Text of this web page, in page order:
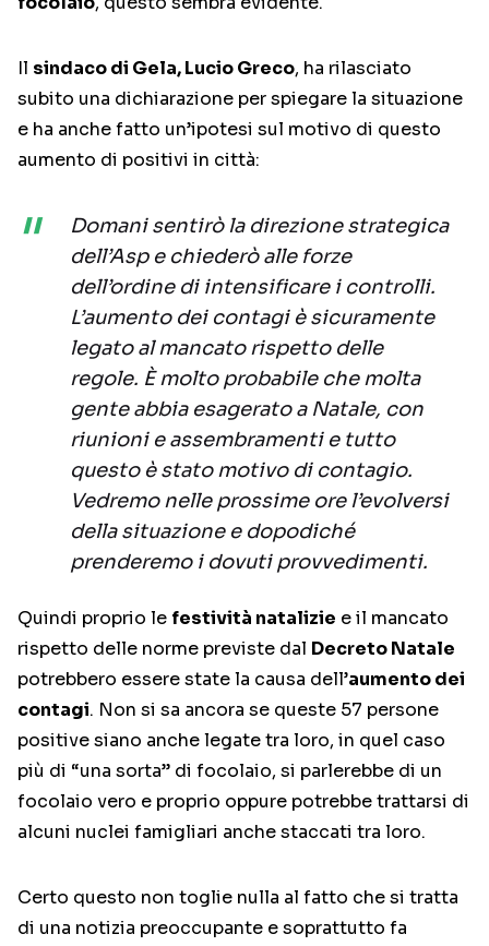
Il sindaco di Gela, Lucio Greco, ha rilasciato
subito una dichiarazione per spiegare la situazione
e ha anche fatto un’ipotesi sul motivo di questo
aumento di positivi in città:
Domani sentirò la direzione strategica
dell’Asp e chiederò alle forze
dell’ordine di intensificare i controlli.
L’aumento dei contagi è sicuramente
legato al mancato rispetto delle
regole. È molto probabile che molta
gente abbia esagerato a Natale, con
riunioni e assembramenti e tutto
questo è stato motivo di contagio.
Vedremo nelle prossime ore l’evolversi
della situazione e dopodiché
prenderemo i dovuti provvedimenti.
Quindi proprio le festività natalizie e il mancato
rispetto delle norme previste dal Decreto Natale
potrebbero essere state la causa dell’aumento dei
contagi. Non si sa ancora se queste 57 persone
positive siano anche legate tra loro, in quel caso
più di “una sorta” di focolaio, si parlerebbe di un
focolaio vero e proprio oppure potrebbe trattarsi di
alcuni nuclei famigliari anche staccati tra loro.
Certo questo non toglie nulla al fatto che si tratta
di una notizia preoccupante e soprattutto fa